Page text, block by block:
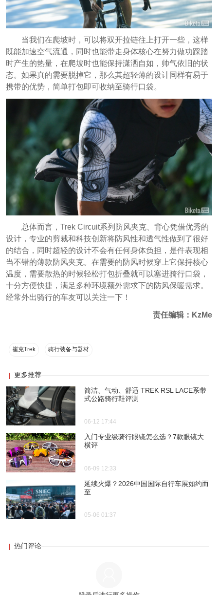
当我们在爬坡时，可以将双开拉链往上打开一些，这样
既能加速空气流通，同时也能带走身体核心在努力做功踩踏
时产生的热量，在爬坡时也能保持潇洒自如，帅气依旧的状
态。如果真的需要脱掉它，那么其超轻薄的设计同样有易于
携带的优势，简单打包即可收纳至骑行口袋。
总体而言，Trek Circuit系列防风夹克、背心凭借优秀的
设计，专业的剪裁和科技创新将防风性和透气性做到了很好
的结合，同时超轻的设计不会有任何身体负担，是件表现相
当不错的薄款防风夹克。在需要的防风时候穿上它保持核心
温度，需要散热的时候轻松打包折叠就可以塞进骑行口袋，
十分方便快捷，满足多种环境额外需求下的防风保暖需求。
经常外出骑行的车友可以关注一下！
责任编辑：KzMe
崔克Trek 骑行装备与器材
更多推荐
简洁、气动、舒适 TREK RSL LACE系带
式公路骑行鞋评测
06-12 17:44
入门专业级骑行眼镜怎么选？7款眼镜大
横评
06-09 12:33
延续火爆？2026中国国际自行车展如约而
至
05-06 01:37
热门评论